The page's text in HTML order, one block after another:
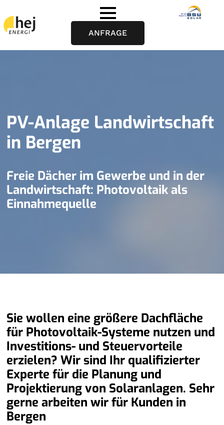
ANFRAGE
PV-Anlage Landwirtschaft
in Bergen
Freie Dächer im Gewerbe und in der
Landwirtschaft: Photovoltaik als
Einnahmequelle
Sie wollen eine größere Dachfläche
für Photovoltaik-Systeme nutzen und
Investitions- und Steuervorteile
erzielen? Wir sind Ihr qualifizierter
Experte für die Planung und
Projektierung von Solaranlagen. Sehr
gerne arbeiten wir für Kunden in
Bergen